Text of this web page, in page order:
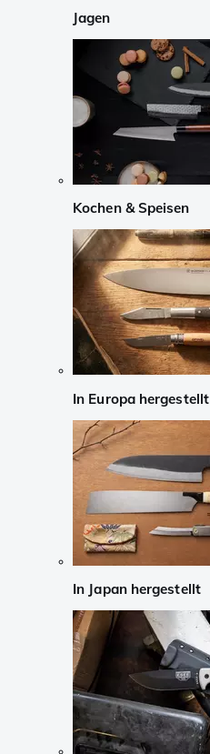
Jagen
Kochen & Speisen
In Europa hergestellt
In Japan hergestellt